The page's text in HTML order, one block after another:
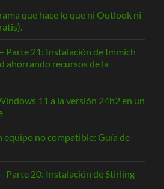
que hace lo que ni Outlook ni
Parte 21: Instalación de Immich
ahorrando recursos de la
11 a la versión 24h2 en un
equipo no compatible: Guía de
Parte 20: Instalación de Stirling-